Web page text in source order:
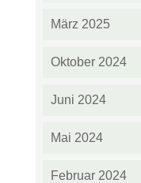
März 2025
Oktober 2024
Juni 2024
Mai 2024
Februar 2024